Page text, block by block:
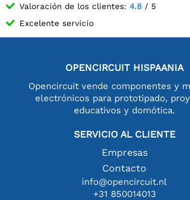
Valoración de los clientes: 4.8 / 5
Excelente servicio
OPENCIRCUIT HISPAANIA
Opencircuit vende componentes y
electrónicos para prototipado,
educativos y domótica.
SERVICIO AL CLIENTE
Empresas
Contacto
info@opencircuit.nl
+31 850014013